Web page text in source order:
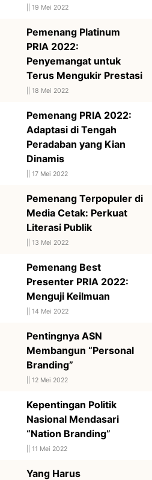
19 Mei 2022
Pemenang Platinum
PRIA 2022:
Penyemangat untuk
Terus Mengukir Prestasi
18 Mei 2022
Pemenang PRIA 2022:
Adaptasi di Tengah
Peradaban yang Kian
Dinamis
17 Mei 2022
Pemenang Terpopuler di
Media Cetak: Perkuat
Literasi Publik
13 Mei 2022
Pemenang Best
Presenter PRIA 2022:
Menguji Keilmuan
14 Mei 2022
Pentingnya ASN
Membangun “Personal
Branding”
12 Mei 2022
Kepentingan Politik
Nasional Mendasari
“Nation Branding”
11 Mei 2022
Yang Harus